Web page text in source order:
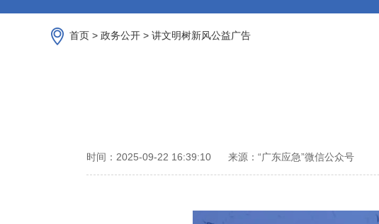
首页 > 政务公开 > 讲文明树新风公益广告
时间：2025-09-22 16:39:10 来源：“广东应急”微信公众号